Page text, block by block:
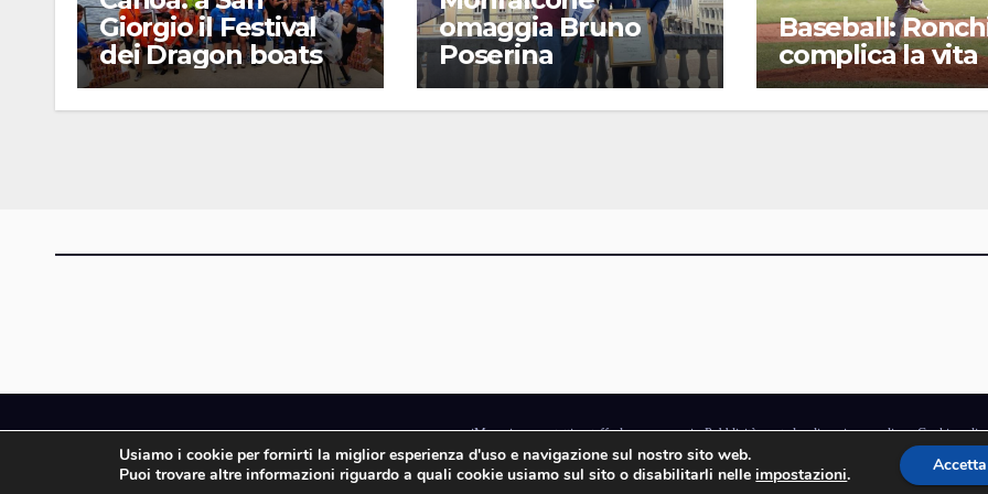
Giorgio il Festival
dei Dragon boats
omaggia Bruno
Poserina
Baseball:
complica la vita
iMagazine · contatti e staff · lavora con noi · Pubblicità · note legali e privacy policy · Cookie
iMagazine è un marchio di proprietà di Goliardica Editrice redazione in via Aquileia 64a, Bagnaria Arsa (UD) -
© 2006 - 2026 Goliardica Editrice
Usiamo i cookie per fornirti la miglior esperienza d'uso e navigazione sul nostro sito web.
Puoi trovare altre informazioni riguardo a quali cookie usiamo sul sito o disabilitarli nelleimpostazioni. Accetta